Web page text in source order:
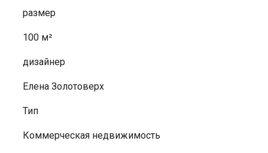
размер
100 м²
дизайнер
Елена Золотоверх
Тип
Коммерческая недвижимость